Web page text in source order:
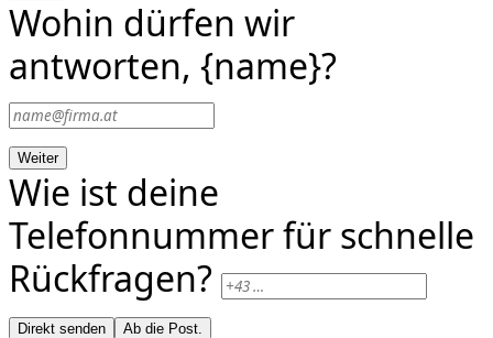
Wohin dürfen wir
antworten, {name}?
Weiter
Wie ist deine
Telefonnummer für schnelle
Rückfragen?
Direkt senden Ab die Post.